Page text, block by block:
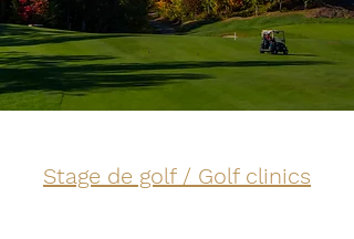
Stage de golf / Golf clinics